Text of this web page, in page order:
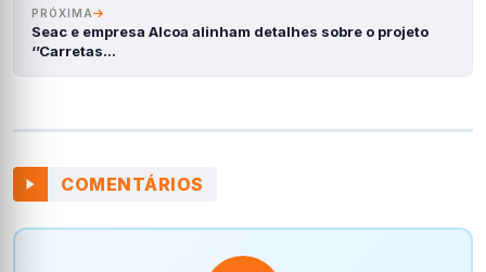
PRÓXIMA
Seac e empresa Alcoa alinham detalhes sobre o projeto
‘’Carretas…
COMENTÁRIOS